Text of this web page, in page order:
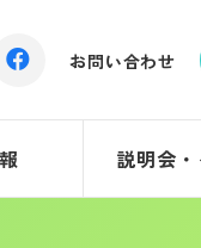
お問い合わせ
説明会